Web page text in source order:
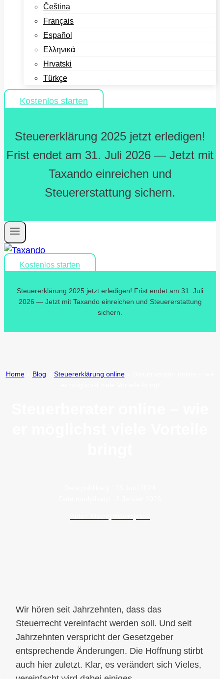
Čeština
Français
Español
Ελληνικά
Hrvatski
Türkçe
Kostenlos starten
Steuererklärung 2025 jetzt erledigen!
Frist endet am 31. Juli 2026 — Jetzt mit
Taxando einreichen und
Steuererstattung sichern.
Kostenlos starten
Steuererklärung 2025 jetzt erledigen! Frist endet am 31. Juli
2026 — Jetzt mit Taxando einreichen und Steuererstattung
sichern.
Home» Blog Steuererklärung online»
Wir hören seit Jahrzehnten, dass das
Steuerrecht vereinfacht werden soll. Und seit
Jahrzehnten verspricht der Gesetzgeber
entsprechende Änderungen. Die Hoffnung stirbt
auch hier zuletzt. Klar, es verändert sich Vieles,